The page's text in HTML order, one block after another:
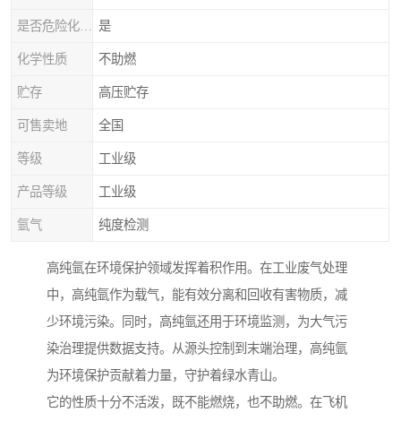
是
化学性质 不助燃
贮存 高压贮存
可售卖地 全国
等级 工业级
产品等级 工业级
氩气 纯度检测
高纯氩在环境保护领域发挥着积作用。在工业废气处理
中，高纯氩作为载气，能有效分离和回收有害物质，减
少环境污染。同时，高纯氩还用于环境监测，为大气污
染治理提供数据支持。从源头控制到末端治理，高纯氩
为环境保护贡献着力量，守护着绿水青山。
它的性质十分不活泼，既不能燃烧，也不助燃。在飞机